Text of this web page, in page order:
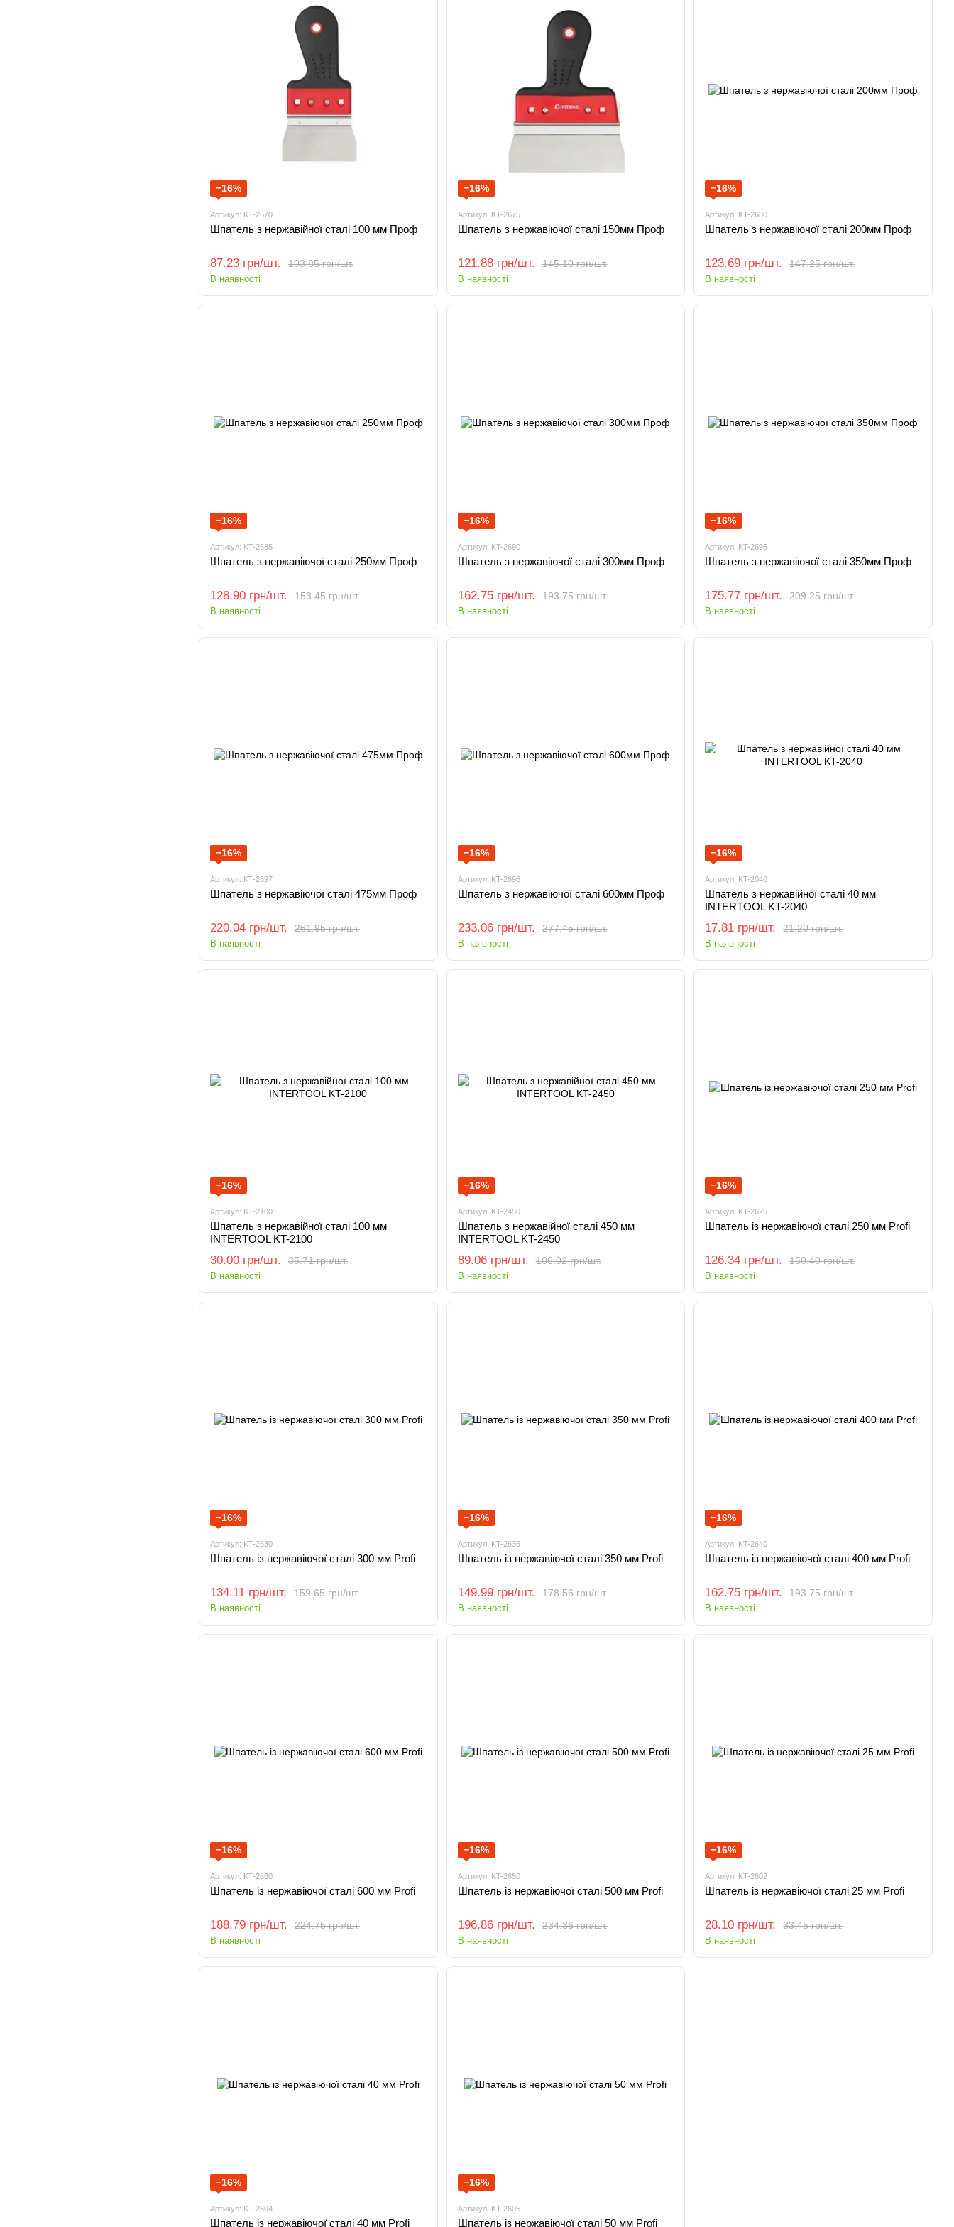
−16%
Артикул: KT-2670
Шпатель з нержавійної сталі 100 мм Проф
103.85 грн/шт.
87.23 грн/шт.
В наявності
−16%
Артикул: KT-2675
Шпатель з нержавіючої сталі 150мм Проф
145.10 грн/шт.
121.88 грн/шт.
В наявності
−16%
Артикул: KT-2680
Шпатель з нержавіючої сталі 200мм Проф
147.25 грн/шт.
123.69 грн/шт.
В наявності
−16%
Артикул: KT-2685
Шпатель з нержавіючої сталі 250мм Проф
153.45 грн/шт.
128.90 грн/шт.
В наявності
−16%
Артикул: KT-2690
Шпатель з нержавіючої сталі 300мм Проф
193.75 грн/шт.
162.75 грн/шт.
В наявності
−16%
Артикул: KT-2695
Шпатель з нержавіючої сталі 350мм Проф
209.25 грн/шт.
175.77 грн/шт.
В наявності
−16%
Артикул: KT-2697
Шпатель з нержавіючої сталі 475мм Проф
261.95 грн/шт.
220.04 грн/шт.
В наявності
−16%
Артикул: KT-2698
Шпатель з нержавіючої сталі 600мм Проф
277.45 грн/шт.
233.06 грн/шт.
В наявності
−16%
Артикул: KT-2040
Шпатель з нержавійної сталі 40 мм
INTERTOOL KT-2040
21.20 грн/шт.
17.81 грн/шт.
В наявності
−16%
Артикул: KT-2100
Шпатель з нержавійної сталі 100 мм
INTERTOOL KT-2100
35.71 грн/шт.
30.00 грн/шт.
В наявності
−16%
Артикул: KT-2450
Шпатель з нержавійної сталі 450 мм
INTERTOOL KT-2450
106.02 грн/шт.
89.06 грн/шт.
В наявності
−16%
Артикул: KT-2625
Шпатель із нержавіючої сталі 250 мм Profi
150.40 грн/шт.
126.34 грн/шт.
В наявності
−16%
Артикул: KT-2630
Шпатель із нержавіючої сталі 300 мм Profi
159.65 грн/шт.
134.11 грн/шт.
В наявності
−16%
Артикул: KT-2635
Шпатель із нержавіючої сталі 350 мм Profi
178.56 грн/шт.
149.99 грн/шт.
В наявності
−16%
Артикул: KT-2640
Шпатель із нержавіючої сталі 400 мм Profi
193.75 грн/шт.
162.75 грн/шт.
В наявності
−16%
Артикул: KT-2660
Шпатель із нержавіючої сталі 600 мм Profi
224.75 грн/шт.
188.79 грн/шт.
В наявності
−16%
Артикул: KT-2650
Шпатель із нержавіючої сталі 500 мм Profi
234.36 грн/шт.
196.86 грн/шт.
В наявності
−16%
Артикул: KT-2602
Шпатель із нержавіючої сталі 25 мм Profi
33.45 грн/шт.
28.10 грн/шт.
В наявності
−16%
Артикул: KT-2604
Шпатель із нержавіючої сталі 40 мм Profi
−16%
Артикул: KT-2605
Шпатель із нержавіючої сталі 50 мм Profi